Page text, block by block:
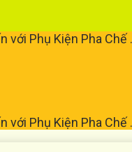
với Phụ Kiện Pha Chế
với Phụ Kiện Pha Chế